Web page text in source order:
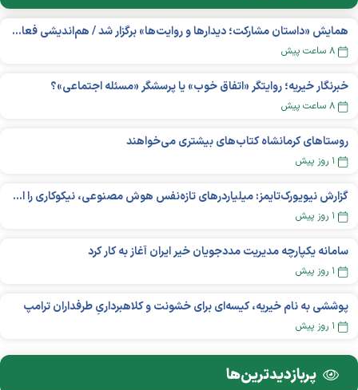
همایش «داستان مشارکت؛ دیدار‌ها و روایت‌ها» برگزار شد / هم‌اندیشی فعالان مردم‌نهاد دربارۀ چالش‌های پیش رو
۸ ساعت پیش
خبرنگار خیریه؛ روایتگر «اتفاق خوب» یا پرسشگر «مسئله اجتماعی»؟
۸ ساعت پیش
روستاهای کرمانشاه کتاب‌های بیشتری می‌خواهند
۱ روز پیش
گزارش نیویورک‌تایمز: میلیاردر‌های تازه‌نفس هوش مصنوعی، نیکوکاری را انتخاب می‌کنند؟
۱ روز پیش
سامانه یکپارچه مدیریت مددجویان خیر ایران آغاز به کار کرد
۱ روز پیش
پوششی به نام خیریه، کیسه‌ای برای خشونت و کلاهبرداریِ طرفداران ترامپ
۱ روز پیش
پربازدید‌ترین‌ها